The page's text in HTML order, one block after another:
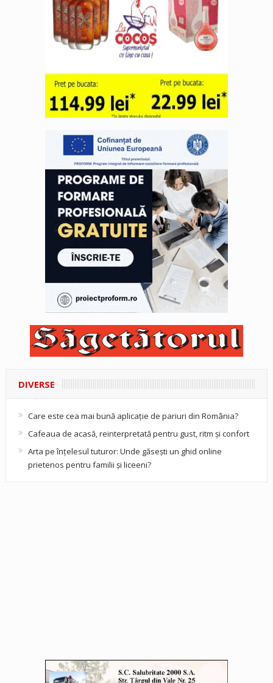
DIVERSE
Care este cea mai bună aplicație de pariuri din România?
Cafeaua de acasă, reinterpretată pentru gust, ritm și confort
Arta pe înțelesul tuturor: Unde găsești un ghid online
prietenos pentru familii și liceeni?